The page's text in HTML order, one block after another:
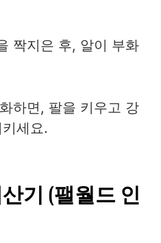
짝지은 후, 알이 부화
하면, 팔을 키우고 강
세요.
기 (팰월드 인